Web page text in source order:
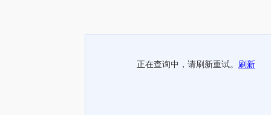
正在查询中，请刷新重试。 刷新